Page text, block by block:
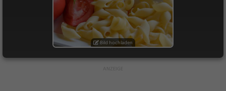
Bild hochladen